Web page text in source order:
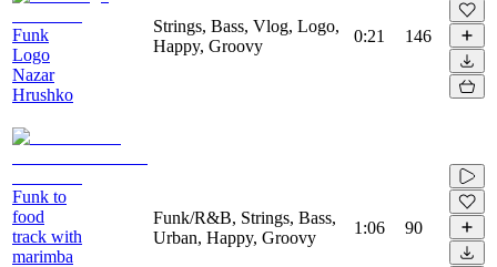
Funk
Logo
Nazar
Hrushko
Strings, Bass, Vlog, Logo,
Happy, Groovy
0:21 146
Funk to
food
track with
marimba
Funk/R&B, Strings, Bass,
Urban, Happy, Groovy
1:06 90